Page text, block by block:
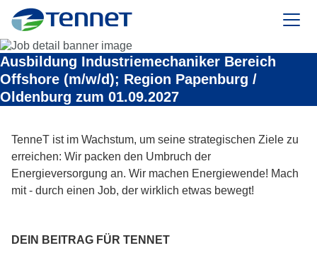
TenneT
Ausbildung Industriemechaniker Bereich
Offshore (m/w/d); Region Papenburg /
Oldenburg zum 01.09.2027
TenneT ist im Wachstum, um seine strategischen Ziele zu
erreichen: Wir packen den Umbruch der
Energieversorgung an. Wir machen Energiewende! Mach
mit - durch einen Job, der wirklich etwas bewegt!
DEIN BEITRAG FÜR TENNET